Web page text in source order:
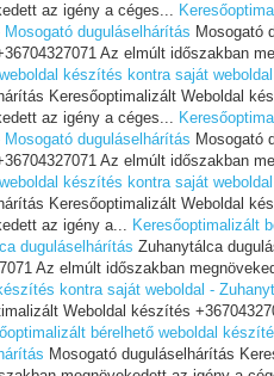
az igény a céges...
Mosogató duguláselhárítás Mosogató
Az elmúlt időszakban
készítés kontra saját
Keresőoptimalizált Weboldal
az igény a céges...
Mosogató duguláselhárítás Mosogató
Az elmúlt időszakban
készítés kontra saját
Keresőoptimalizált Weboldal
az igény a... Keresőoptimalizált
duguláselhárítás Zuhanytálca
Az elmúlt időszakban
kontra saját weboldal -
Weboldal készítés
bérelhető weboldal
Mosogató duguláselhárítás